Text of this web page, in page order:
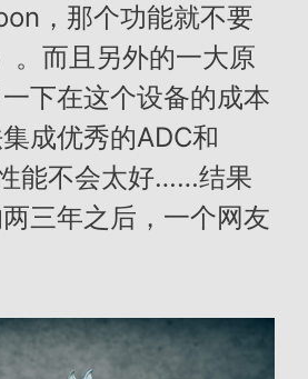
，那个功能就不要
而且另外的一大原
下在这个设备的成本
成优秀的ADC和
能不会太好……结果
三年之后，一个网友